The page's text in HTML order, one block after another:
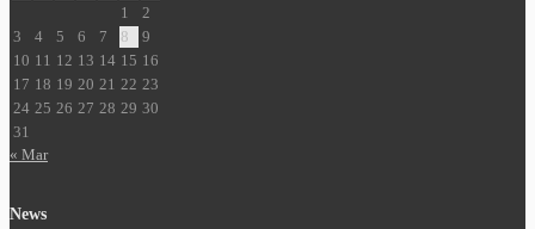
1
2
3
4 5 6 7 8
9
10 11 12 13 14 15 16
17 18 19 20 21 22 23
24 25 26 27 28 29 30
31
« Mar
News